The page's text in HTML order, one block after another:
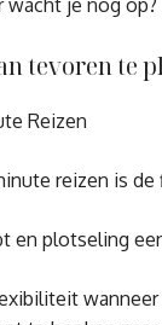
je nog
tevoren te
Reizen
reizen is
en plotseling